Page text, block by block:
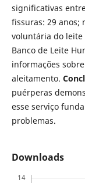
significativas
fissuras: 29 anos;
voluntária do
Banco de Leite
informações
aleitamento.
puérperas
esse serviço
problemas.
Downloads